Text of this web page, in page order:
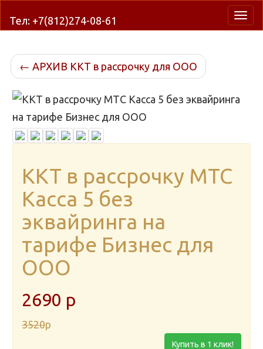
Тел: +7(812)274-08-61
← АРХИВ ККТ в рассрочку для ООО
ККТ в рассрочку МТС
Касса 5 без
эквайринга на
тарифе Бизнес для
ООО
2690 p
3520p
Купить в 1 клик!